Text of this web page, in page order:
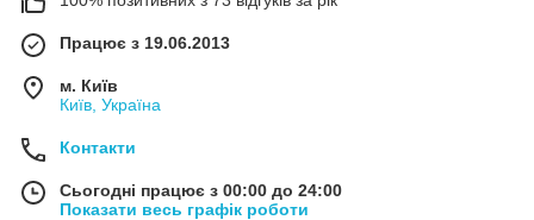
Працює з 19.06.2013
м. Київ
Київ, Україна
Контакти
Сьогодні працює з 00:00 до 24:00
Показати весь графік роботи